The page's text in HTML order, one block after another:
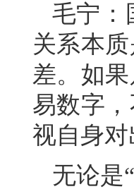
毛宁：
关系本
差。如
易数字
视自身
无论是